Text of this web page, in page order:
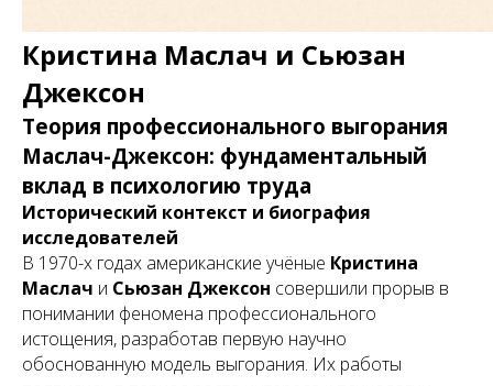
Кристина Маслач и Сьюзан
Джексон
Теория профессионального выгорания
Маслач-Джексон: фундаментальный
вклад в психологию труда
Исторический контекст и биография
исследователей
В 1970-х годах американские учёные Кристина
Маслач и Сьюзан Джексон совершили прорыв в
понимании феномена профессионального
истощения, разработав первую научно
обоснованную модель выгорания. Их работы